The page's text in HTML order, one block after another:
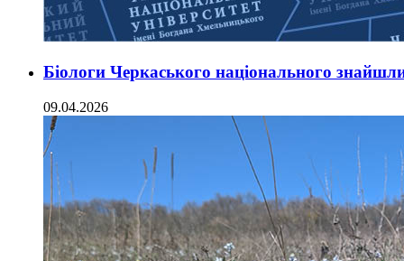
Біологи Черкаського національного
09.04.2026